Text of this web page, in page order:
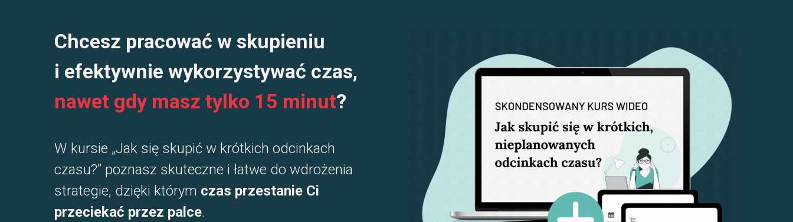
Chcesz pracować w skupieniu
i efektywnie wykorzystywać czas,
nawet gdy masz tylko 15 minut?
W kursie „Jak się skupić w krótkich odcinkach
czasu?” poznasz skuteczne i łatwe do wdrożenia
strategie, dzięki którym czas przestanie Ci
przeciekać przez palce.